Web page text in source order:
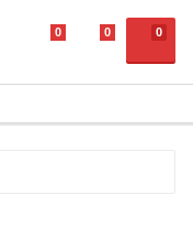
0
0 0